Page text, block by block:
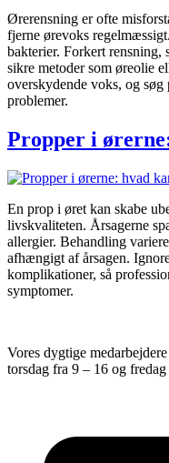
Ørerensning er ofte
fjerne ørevoks
bakterier. Forkert rensning,
sikre metoder som øreolie
overskydende voks, og
problemer.
Propper i
En prop i øret kan skabe
livskvaliteten. Årsagerne
allergier. Behandling
afhængigt af årsagen.
komplikationer, så
symptomer.
Vores dygtige
torsdag fra 9 – 16 og